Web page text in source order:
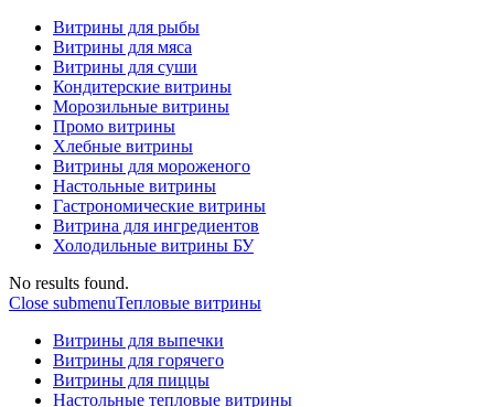
Витрины для рыбы
Витрины для мяса
Витрины для суши
Кондитерские витрины
Морозильные витрины
Промо витрины
Хлебные витрины
Витрины для мороженого
Настольные витрины
Гастрономические витрины
Витрина для ингредиентов
Холодильные витрины БУ
No results found.
Close submenuТепловые витрины
Витрины для выпечки
Витрины для горячего
Витрины для пиццы
Настольные тепловые витрины